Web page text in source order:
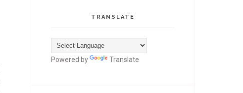
TRANSLATE
Powered by Translate